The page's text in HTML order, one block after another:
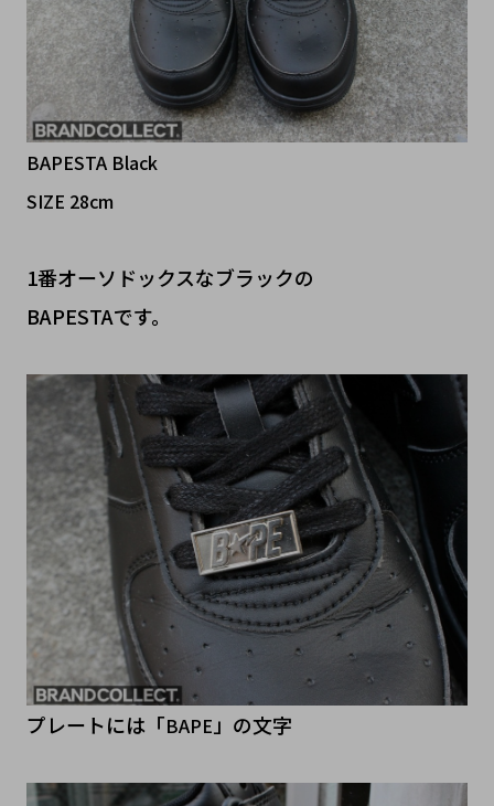
BAPESTA Black
SIZE 28cm
1番オーソドックスなブラックの
BAPESTAです。
プレートには「BAPE 」の文字